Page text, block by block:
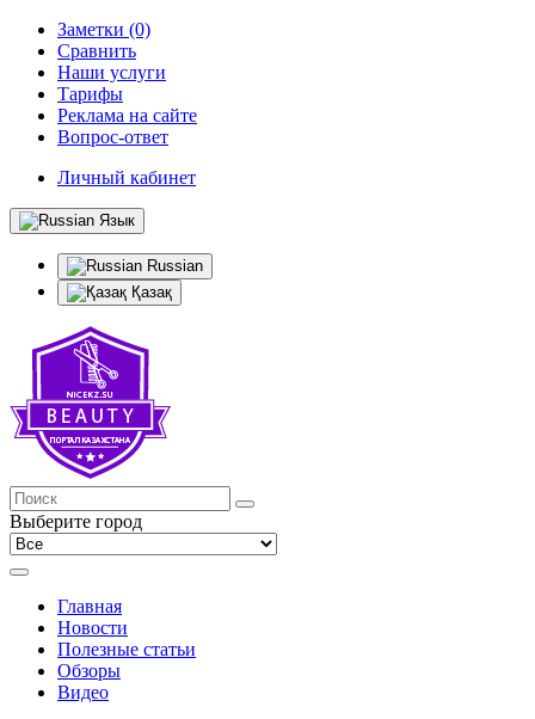
Заметки (0)
Сравнить
Наши услуги
Тарифы
Реклама на сайте
Вопрос-ответ
Личный кабинет
Язык
Russian
Қазақ
Выберите город
Главная
Новости
Полезные статьи
Обзоры
Видео